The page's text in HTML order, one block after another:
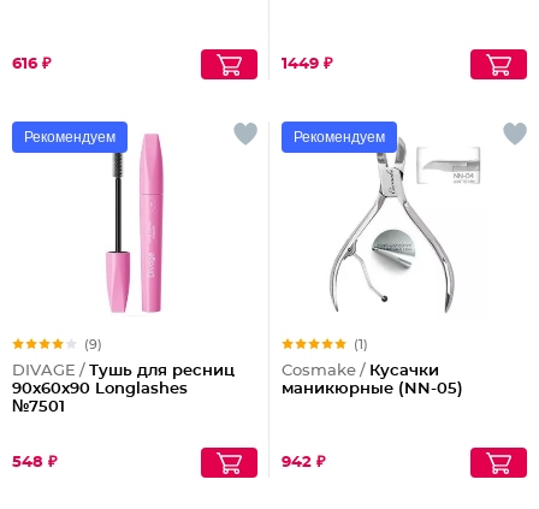
616 ₽ 1449 ₽
Рекомендуем
(9)
DIVAGE / Тушь для ресниц
90x60x90 Longlashes
№7501
548 ₽
Рекомендуем
(1)
Cosmake / Кусачки
маникюрные (NN-05)
942 ₽